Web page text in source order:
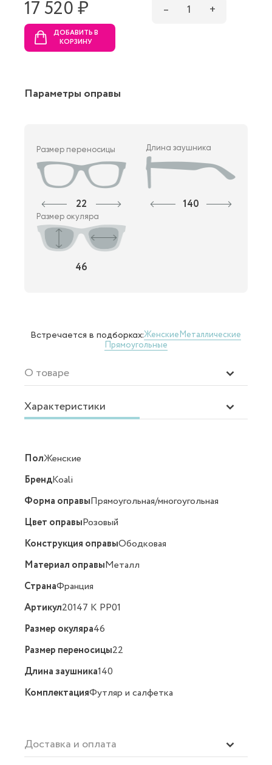
17 520 ₷ – 1 +
ДОБАВИТЬ В
КОРЗИНУ
Параметры оправы
Размер переносицы
22
Длина заушника
140
Размер окуляра
46
Встречается в подборках:ЖенскиеМеталлические
Прямоугольные
О товаре
Характеристики
ПолЖенские
БрендKoali
Форма оправыПрямоугольная/многоугольная
Цвет оправыРозовый
Конструкция оправыОбодковая
Материал оправыМеталл
СтранаФранция
Артикул20147 K PP01
Размер окуляра46
Размер переносицы22
Длина заушника140
КомплектацияФутляр и салфетка
Доставка и оплата